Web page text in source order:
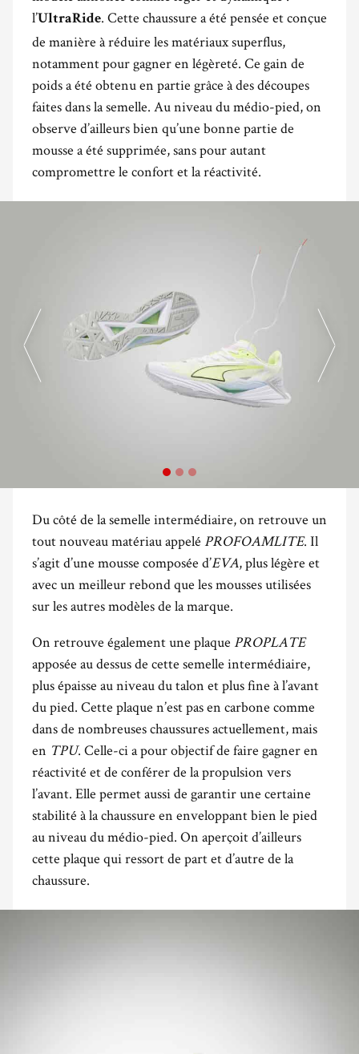
l’UltraRide. Cette chaussure a été pensée et conçue
de manière à réduire les matériaux superflus,
notamment pour gagner en légèreté. Ce gain de
poids a été obtenu en partie grâce à des découpes
faites dans la semelle. Au niveau du médio-pied, on
observe d’ailleurs bien qu’une bonne partie de
mousse a été supprimée, sans pour autant
compromettre le confort et la réactivité.
Du côté de la semelle intermédiaire, on retrouve un
tout nouveau matériau appelé PROFOAMLITE. Il
s’agit d’une mousse composée d’EVA, plus légère et
avec un meilleur rebond que les mousses utilisées
sur les autres modèles de la marque.
On retrouve également une plaque PROPLATE
apposée au dessus de cette semelle intermédiaire,
plus épaisse au niveau du talon et plus fine à l’avant
du pied. Cette plaque n’est pas en carbone comme
dans de nombreuses chaussures actuellement, mais
en TPU. Celle-ci a pour objectif de faire gagner en
réactivité et de conférer de la propulsion vers
l’avant. Elle permet aussi de garantir une certaine
stabilité à la chaussure en enveloppant bien le pied
au niveau du médio-pied. On aperçoit d’ailleurs
cette plaque qui ressort de part et d’autre de la
chaussure.